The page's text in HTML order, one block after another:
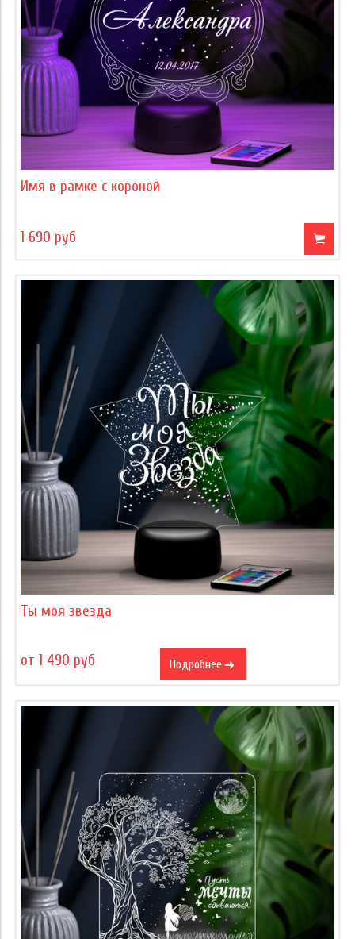
Имя в рамке с короной
1 690 руб
Ты моя звезда
от 1 490 руб Подробнее